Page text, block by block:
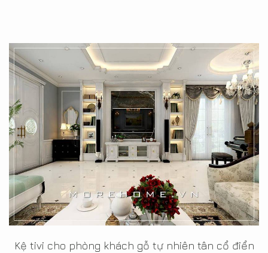
Kệ tivi cho phòng khách gỗ tự nhiên tân cổ điển